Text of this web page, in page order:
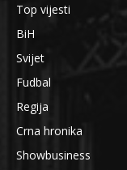
Top vijesti
BiH
Svijet
Fudbal
Regija
Crna hronika
Showbusiness